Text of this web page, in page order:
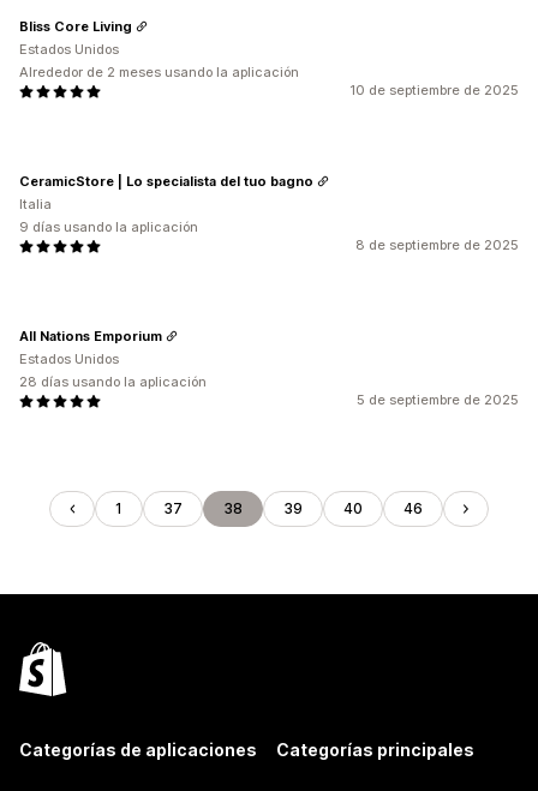
10 de septiembre de 2025
Bliss Core Living
Estados Unidos
Alrededor de 2 meses usando la aplicación
8 de septiembre de 2025
CeramicStore | Lo specialista del tuo bagno
Italia
9 días usando la aplicación
5 de septiembre de 2025
All Nations Emporium
Estados Unidos
28 días usando la aplicación
1 37 38 39 40 46
Categorías de aplicaciones Categorías principales